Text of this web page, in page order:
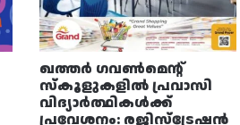
ഖത്തർ ഗവൺമെന്റ്
സ്കൂളുകളിൽ പ്രവാസി
വിദ്യാർത്ഥികൾക്ക്
പ്രവേശനം: രജിസ്ട്രേഷൻ